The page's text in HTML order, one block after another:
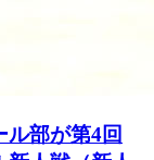
部が第4回